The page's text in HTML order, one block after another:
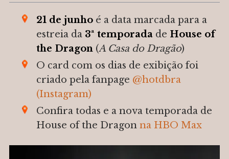
21 de junhoé a data marcada para a
estreia da 3ª temporadade House of
the Dragon(A Casa do Dragão)
O card com os dias de exibição foi
criado pela fanpage @hotdbra
(Instagram)
Confira todas e a nova temporada de
House of the Dragon na HBO Max